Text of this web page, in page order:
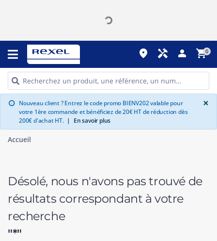
place handyman person shopping_cart0
info Nouveau client ? Entrez le code promo BIENV202 valable pour
votre 1ère commande et bénéficiez de 20€ HT de réduction dès
200€ d'achat HT. | En savoir plus
×
Accueil
Désolé, nous n'avons pas trouvé de
résultats correspondant à votre
recherche
"*"